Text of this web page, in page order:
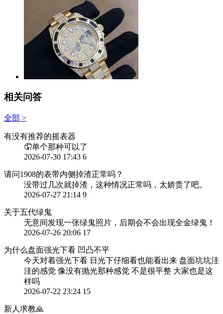
相关问答
全部 >
有没有推荐的摇表器
🤦单个那种可以了
2026-07-30 17:43 6
请问1908的表带内侧掉渣正常吗？
没带过几次就掉渣，这种情况正常吗，太娇贵了吧。
2026-07-27 21:14 9
关于五代绿鬼
无意间发现一张绿鬼照片，后期会不会出现全金绿鬼！
2026-07-26 20:06 17
为什么盘面强光下看 凹凸不平
今天对着强光下看 日光下仔细看也能看出来 盘面坑坑洼
洼的感觉 像没有抛光那种感觉 不是很平整 大家也是这
样吗
2026-07-22 23:24 15
新人求教🙏